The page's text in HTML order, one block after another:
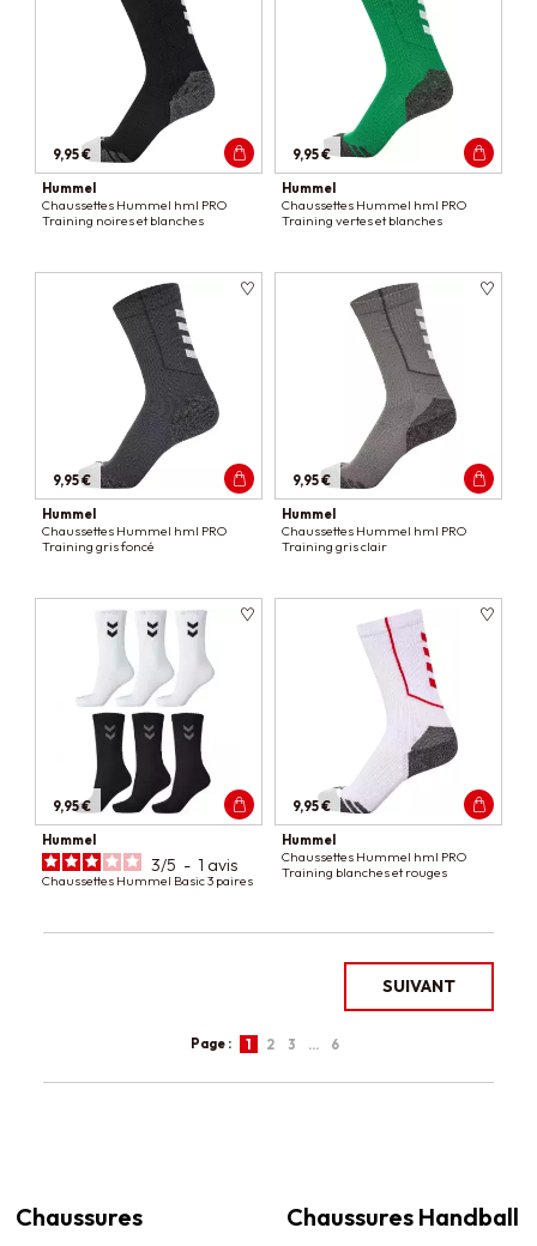
9,95 €
Hummel
Chaussettes Hummel hml PRO
Training noires et blanches
9,95 €
Hummel
Chaussettes Hummel hml PRO
Training vertes et blanches
9,95 €
Hummel
Chaussettes Hummel hml PRO
Training gris foncé
9,95 €
Hummel
Chaussettes Hummel hml PRO
Training gris clair
9,95 €
Hummel
3/5 - 1 avis
Chaussettes Hummel Basic 3 paires
9,95 €
Hummel
Chaussettes Hummel hml PRO
Training blanches et rouges
SUIVANT
Page : 1 2 3 … 6
Chaussures Chaussures Handball